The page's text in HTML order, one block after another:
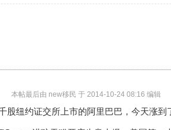
本帖最后由 new移民 于 2014-10-24 08:16 编辑
纽约证交所上市的阿里巴巴，今天涨到